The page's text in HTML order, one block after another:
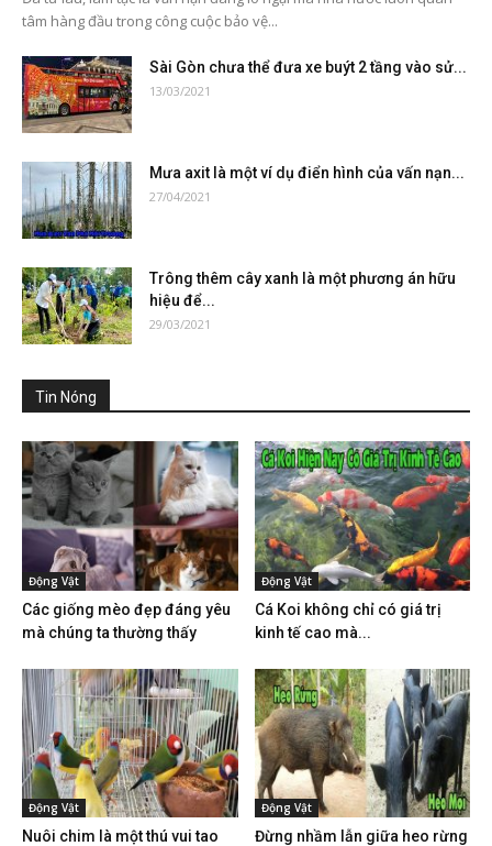
tâm hàng đầu trong công cuộc bảo vệ...
Sài Gòn chưa thể đưa xe buýt 2 tầng vào sử...
13/03/2021
Mưa axit là một ví dụ điển hình của vấn nạn...
27/04/2021
Trông thêm cây xanh là một phương án hữu
hiệu để...
29/03/2021
Tin Nóng
Động Vật
Các giống mèo đẹp đáng yêu
mà chúng ta thường thấy
Động Vật
Cá Koi không chỉ có giá trị
kinh tế cao mà...
Động Vật
Nuôi chim là một thú vui tao
Động Vật
Đừng nhầm lẫn giữa heo rừng